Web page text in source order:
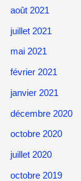
août 2021
juillet 2021
mai 2021
février 2021
janvier 2021
décembre 2020
octobre 2020
juillet 2020
octobre 2019